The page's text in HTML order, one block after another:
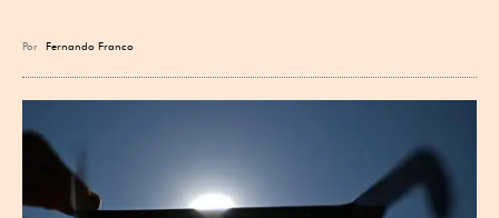
Por Fernando Franco